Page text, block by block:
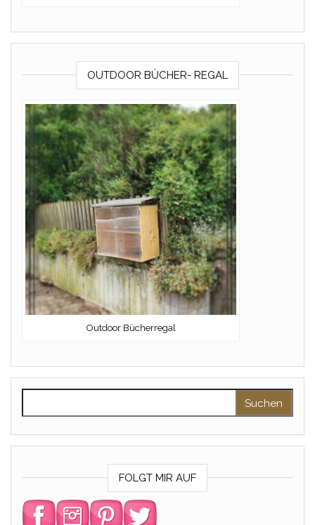
OUTDOOR BÜCHER- REGAL
Outdoor Bücherregal
FOLGT MIR AUF